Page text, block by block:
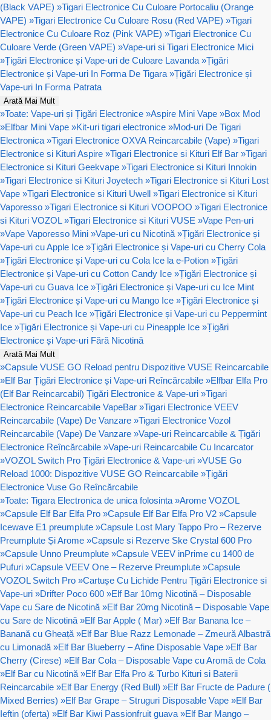
(Black VAPE) »Tigari Electronice Cu Culoare Portocaliu (Orange
VAPE) »Tigari Electronice Cu Culoare Rosu (Red VAPE) »Tigari
Electronice Cu Culoare Roz (Pink VAPE) »Tigari Electronice Cu
Culoare Verde (Green VAPE) »Vape-uri si Tigari Electronice Mici
»Țigări Electronice și Vape-uri de Culoare Lavanda »Țigări
Electronice și Vape-uri In Forma De Tigara »Țigări Electronice și
Vape-uri In Forma Patrata
Arată Mai Mult
»Toate: Vape-uri și Țigări Electronice »Aspire Mini Vape »Box Mod
»Elfbar Mini Vape »Kit-uri tigari electronice »Mod-uri De Tigari
Electronica »Tigari Electronice OXVA Reincarcabile (Vape) »Tigari
Electronice si Kituri Aspire »Tigari Electronice si Kituri Elf Bar »Tigari
Electronice si Kituri Geekvape »Tigari Electronice si Kituri Innokin
»Tigari Electronice si Kituri Joyetech »Tigari Electronice si Kituri Lost
Vape »Tigari Electronice si Kituri Uwell »Tigari Electronice si Kituri
Vaporesso »Tigari Electronice si Kituri VOOPOO »Tigari Electronice
si Kituri VOZOL »Tigari Electronice si Kituri VUSE »Vape Pen-uri
»Vape Vaporesso Mini »Vape-uri cu Nicotină »Țigări Electronice și
Vape-uri cu Apple Ice »Țigări Electronice și Vape-uri cu Cherry Cola
»Țigări Electronice și Vape-uri cu Cola Ice la e-Potion »Țigări
Electronice și Vape-uri cu Cotton Candy Ice »Țigări Electronice și
Vape-uri cu Guava Ice »Țigări Electronice și Vape-uri cu Ice Mint
»Țigări Electronice și Vape-uri cu Mango Ice »Țigări Electronice și
Vape-uri cu Peach Ice »Țigări Electronice și Vape-uri cu Peppermint
Ice »Țigări Electronice și Vape-uri cu Pineapple Ice »Țigări
Electronice și Vape-uri Fără Nicotină
Arată Mai Mult
»Capsule VUSE GO Reload pentru Dispozitive VUSE Reincarcabile
»Elf Bar Țigări Electronice și Vape-uri Reîncărcabile »Elfbar Elfa Pro
(Elf Bar Reincarcabil) Țigări Electronice & Vape-uri »Tigari
Electronice Reincarcabile VapeBar »Tigari Electronice VEEV
Reincarcabile (Vape) De Vanzare »Tigari Electronice Vozol
Reincarcabile (Vape) De Vanzare »Vape-uri Reincarcabile & Țigări
Electronice Reîncărcabile »Vape-uri Reincarcabile Cu Incarcator
»VOZOL Switch Pro Țigări Electronice & Vape-uri »VUSE Go
Reload 1000: Dispozitive VUSE GO Reincarcabile »Țigări
Electronice Vuse Go Reîncărcabile
»Toate: Tigara Electronica de unica folosinta »Arome VOZOL
»Capsule Elf Bar Elfa Pro »Capsule Elf Bar Elfa Pro V2 »Capsule
Icewave E1 preumplute »Capsule Lost Mary Tappo Pro – Rezerve
Preumplute Și Arome »Capsule si Rezerve Ske Crystal 600 Pro
»Capsule Unno Preumplute »Capsule VEEV inPrime cu 1400 de
Pufuri »Capsule VEEV One – Rezerve Preumplute »Capsule
VOZOL Switch Pro »Cartușe Cu Lichide Pentru Țigări Electronice si
Vape-uri »Drifter Poco 600 »Elf Bar 10mg Nicotină – Disposable
Vape cu Sare de Nicotină »Elf Bar 20mg Nicotină – Disposable Vape
cu Sare de Nicotină »Elf Bar Apple ( Mar) »Elf Bar Banana Ice –
Banană cu Gheață »Elf Bar Blue Razz Lemonade – Zmeură Albastră
cu Limonadă »Elf Bar Blueberry – Afine Disposable Vape »Elf Bar
Cherry (Cirese) »Elf Bar Cola – Disposable Vape cu Aromă de Cola
»Elf Bar cu Nicotină »Elf Bar Elfa Pro & Turbo Kituri si Baterii
Reincarcabile »Elf Bar Energy (Red Bull) »Elf Bar Fructe de Padure (
Mixed Berries) »Elf Bar Grape – Struguri Disposable Vape »Elf Bar
Ieftin (oferta) »Elf Bar Kiwi Passionfruit guava »Elf Bar Mango –